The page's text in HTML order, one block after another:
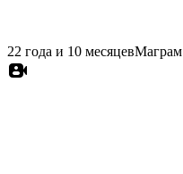
22 года и 10 месяцевМаграм